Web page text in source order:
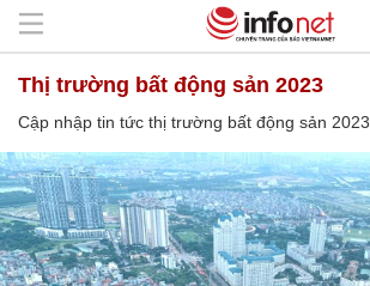
thị trường bất động sản 2023
Cập nhập tin tức thị trường bất động sản 2023